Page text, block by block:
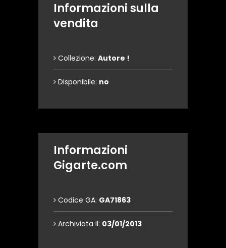
Informazioni sulla
vendita
Collezione: Autore !
Disponibile: no
Informazioni
Gigarte.com
Codice GA: GA71863
Archiviata il: 03/01/2013